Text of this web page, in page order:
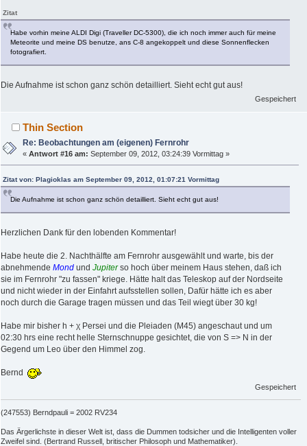
Zitat
Habe vorhin meine ALDI Digi (Traveller DC-5300), die ich noch immer auch für meine
Meteorite und meine DS benutze, ans C-8 angekoppelt und diese Sonnenflecken
fotografiert.
Die Aufnahme ist schon ganz schön detailliert. Sieht echt gut aus!
Gespeichert
Thin Section
Re: Beobachtungen am (eigenen) Fernrohr
«Antwort #16 am: September 09, 2012, 03:24:39 Vormittag »
Zitat von: Plagioklas am September 09, 2012, 01:07:21 Vormittag
Die Aufnahme ist schon ganz schön detailliert. Sieht echt gut aus!
Herzlichen Dank für den lobenden Kommentar!
Habe heute die 2. Nachthälfte am Fernrohr ausgewählt und warte, bis der
abnehmende Mond und Jupiterso hoch über meinem Haus stehen, daß ich
sie im Fernrohr "zu fassen" kriege. Hätte halt das Teleskop auf der Nordseite
und nicht wieder in der Einfahrt aufsstellen sollen, Dafür hätte ich es aber
noch durch die Garage tragen müssen und das Teil wiegt über 30 kg!
Habe mir bisher h + χ Persei und die Pleiaden (M45) angeschaut und um
02:30 hrs eine recht helle Sternschnuppe gesichtet, die von S => N in der
Gegend um Leo über den Himmel zog.
Bernd
Gespeichert
(247553) Berndpauli = 2002 RV234
Das Ärgerlichste in dieser Welt ist, dass die Dummen todsicher und die Intelligenten voller
Zweifel sind. (Bertrand Russell, britischer Philosoph und Mathematiker).